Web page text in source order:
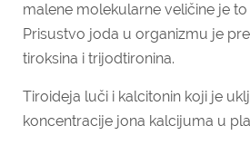
malene molekularne veličine je
Prisustvo joda u organizmu je
tiroksina i trijodtironina.
Tiroideja luči i kalcitonin koji je
koncentracije jona kalcijuma u